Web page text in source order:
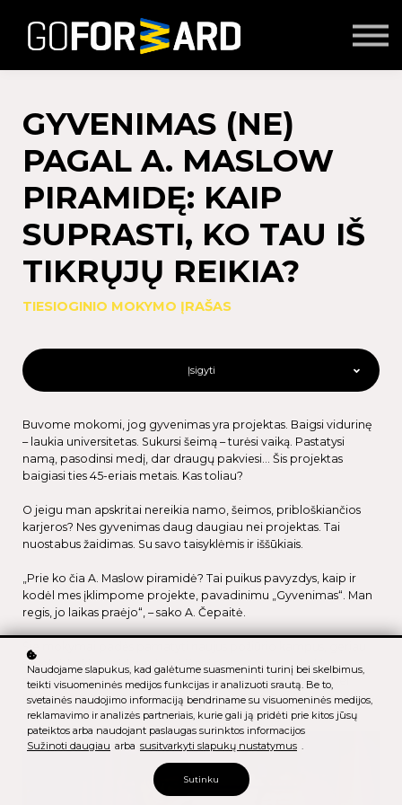
Seminarai
Prisijungti
GYVENIMAS (NE)
PAGAL A. MASLOW
PIRAMIDĘ: KAIP
SUPRASTI, KO TAU IŠ
TIKRŲJŲ REIKIA?
TIESIOGINIO MOKYMO ĮRAŠAS
Įsigyti
Buvome mokomi, jog gyvenimas yra projektas. Baigsi vidurinę
– laukia universitetas. Sukursi šeimą – turėsi vaiką. Pastatysi
namą, pasodinsi medį, dar draugų pakviesi… Šis projektas
baigiasi ties 45-eriais metais. Kas toliau?
O jeigu man apskritai nereikia namo, šeimos, pribloškiančios
karjeros? Nes gyvenimas daug daugiau nei projektas. Tai
nuostabus žaidimas. Su savo taisyklėmis ir iššūkiais.
„Prie ko čia A. Maslow piramidė? Tai puikus pavyzdys, kaip ir
kodėl mes įklimpome projekte, pavadinimu „Gyvenimas“. Man
regis, jo laikas praėjo“, – sako A. Čepaitė.
Šie mokymai padės pamatyti naujus požiūrio kampus, geriau
suvokti, kokius vaidmenis prisiėmėte savo noru, o kokius
primetė kažkieno seniai parašytas gyvenimo scenarijus bei
įkvėps paieškoti atsakymų, ko iš tiesų norite JŪS.
Naudojame slapukus, kad galėtume suasmeninti turinį bei skelbimus,
teikti visuomeninės medijos funkcijas ir analizuoti srautą. Be to,
svetainės naudojimo informaciją bendriname su visuomeninės medijos,
reklamavimo ir analizės partneriais, kurie gali ją pridėti prie kitos jūsų
pateiktos arba naudojant paslaugas surinktos informacijos
Sužinoti daugiau arba susitvarkyti slapukų nustatymus .
Sutinku